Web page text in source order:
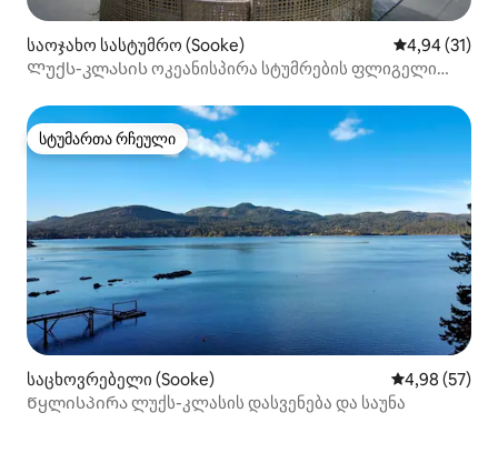
საოჯახო სასტუმრო (Sooke) საშუალო
4,94 (31)
Ლუქს-კლასის ოკეანისპირა სტუმრების ფლიგელი
სტუმართა რჩეული
სტუმართა რჩეული
საცხოვრებელი (Sooke) საშუალო
4,98 (57)
Წყლისპირა ლუქს-კლასის დასვენება და საუნა